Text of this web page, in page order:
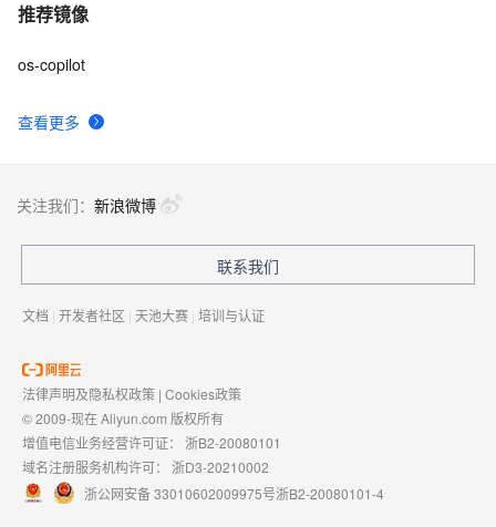
推荐镜像
查看更多
os-copilot
关注我们： 新浪微博
联系我们
文档 | 开发者社区 | 天池大赛 | 培训与认证
法律声明及隐私权政策 | Cookies政策
© 2009-现在 Aliyun.com 版权所有
增值电信业务经营许可证： 浙B2-20080101
域名注册服务机构许可： 浙D3-20210002
浙公网安备 33010602009975号浙B2-20080101-4